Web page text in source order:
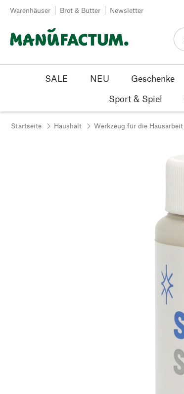
Zum Inhalt springen
Warenhäuser Brot & Butter Newsletter
SALE NEU Geschenke
Sport & Spiel
Startseite Haushalt Werkzeug für die Hausarbeit